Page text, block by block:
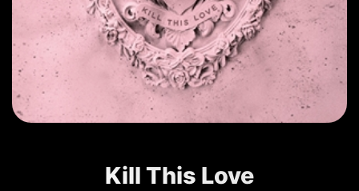
Kill This Love